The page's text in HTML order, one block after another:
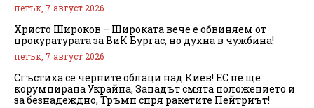
петък, 7 август 2026
Христо Широков – Широката вече е обвиняем от
прокуратурата за ВиК Бургас, но духна в чужбина!
петък, 7 август 2026
Сгъстиха се черните облаци над Киев! ЕС не ще
корумпирана Украйна, Западът смята положението и
за безнадеждно, Тръмп спря ракетите Пейтриът!